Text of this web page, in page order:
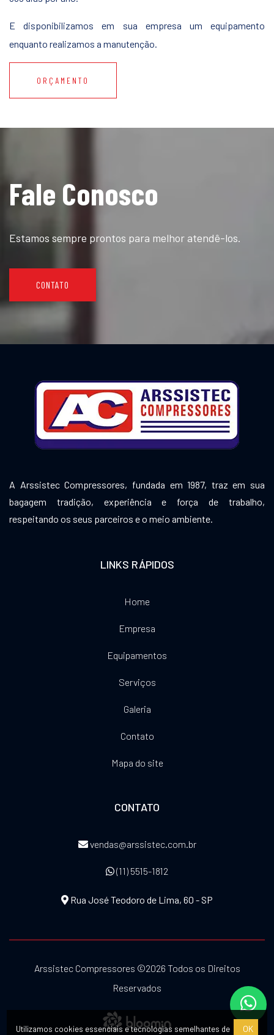
E disponibilizamos em sua empresa um equipamento
enquanto realizamos a manutenção.
ORÇAMENTO
Fale Conosco
Estamos sempre prontos para melhor atendê-los.
CONTATO
A Arssistec Compressores, fundada em 1987, traz em sua
bagagem tradição, experiência e força de trabalho,
respeitando os seus parceiros e o meio ambiente.
LINKS RÁPIDOS
Home
Empresa
Equipamentos
Serviços
Galeria
Contato
Mapa do site
CONTATO
vendas@arssistec.com.br
(11) 5515-1812
Rua José Teodoro de Lima, 60 - SP
Arssistec Compressores ©2026 Todos os Direitos
Reservados
Utilizamos cookies essenciais e tecnologias semelhantes de OK